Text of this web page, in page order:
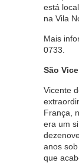
está
na Vila
Mais
0733.
São
Vicente
França,
era um
anos
que